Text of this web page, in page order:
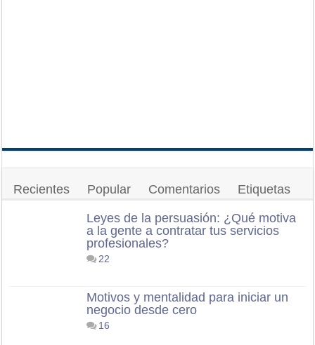
Recientes Popular Comentarios Etiquetas
Leyes de la persuasión: ¿Qué motiva
a la gente a contratar tus servicios
profesionales?
22
Motivos y mentalidad para iniciar un
negocio desde cero
16